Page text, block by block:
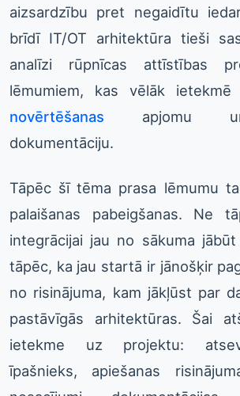
aizsardzību pret negaidītu
brīdī IT/OT arhitektūra tieši
analīzi rūpnīcas attīstības
lēmumiem, kas vēlāk
novērtēšanas apjomu
dokumentāciju.
Tāpēc šī tēma prasa lēmumu
palaišanas pabeigšanas. Ne
integrācijai jau no sākuma
tāpēc, ka jau startā ir jānošķir
no risinājuma, kam jākļūst par
pastāvīgās arhitektūras. Šai
ietekme uz projektu:
īpašnieks, apiešanas